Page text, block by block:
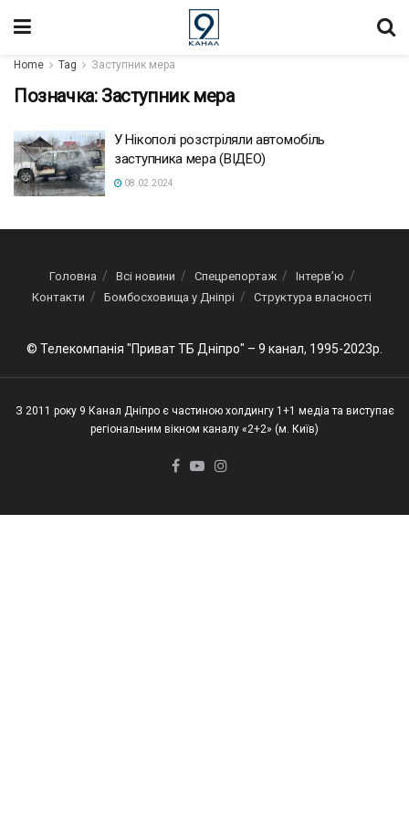
Home Tag Заступник мера
Позначка: Заступник мера
У Нікополі розстріляли автомобіль
заступника мера (ВІДЕО)
08.02.2024
Головна Всі новини Спецрепортаж
Інтерв’ю
Контакти
Бомбосховища у Дніпрі Структура власності
© Телекомпанія "Приват ТБ Дніпро" – 9 канал, 1995-2023р.
З 2011 року 9 Канал Дніпро є частиною холдингу 1+1 медіа та виступає
регіональним вікном каналу «2+2» (м. Київ)